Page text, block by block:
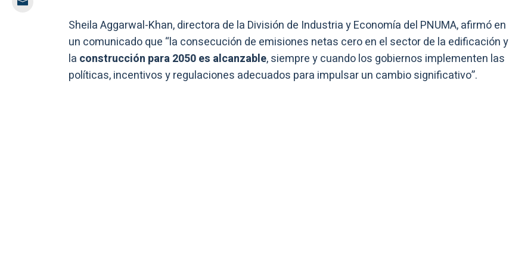
Sheila Aggarwal-Khan, directora de la División de Industria y Economía del PNUMA, afirmó en
un comunicado que “la consecución de emisiones netas cero en el sector de la edificación y
la construcción para 2050 es alcanzable, siempre y cuando los gobiernos implementen las
políticas, incentivos y regulaciones adecuados para impulsar un cambio significativo”.